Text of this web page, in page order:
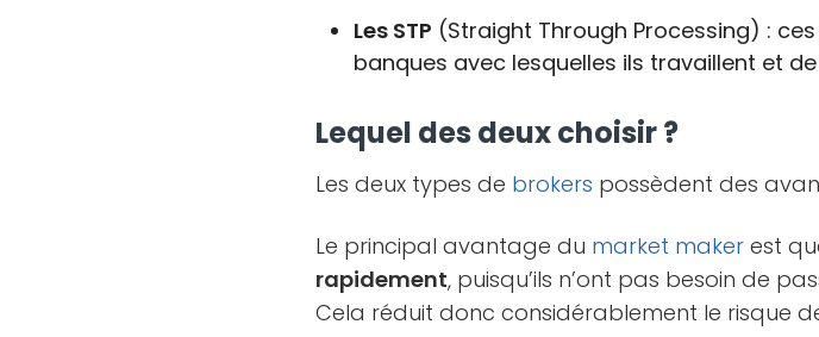
Les STP (Straight Through Processing) : ces
banques avec lesquelles ils travaillent et
Lequel des deux choisir ?
Les deux types de brokers possèdent des
Le principal avantage du market maker est
rapidement, puisqu’ils n’ont pas besoin de
Cela réduit donc considérablement le risque